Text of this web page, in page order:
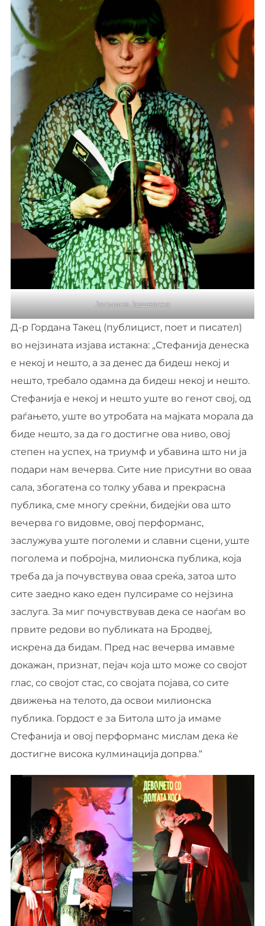
Јасмина Јошевска
Д-р Гордана Такец (публицист, поет и писател)
во нејзината изјава истакна: „Стефанија денеска
е некој и нешто, а за денес да бидеш некој и
нешто, требало одамна да бидеш некој и нешто.
Стефанија е некој и нешто уште во генот свој, од
раѓањето, уште во утробата на мајката морала да
биде нешто, за да го достигне ова ниво, овој
степен на успех, на триумф и убавина што ни ја
подари нам вечерва. Сите ние присутни во оваа
сала, збогатена со толку убава и прекрасна
публика, сме многу среќни, бидејќи ова што
вечерва го видовме, овој перформанс,
заслужува уште поголеми и славни сцени, уште
поголема и побројна, милионска публика, која
треба да ја почувствува оваа среќа, затоа што
сите заедно како еден пулсираме со нејзина
заслуга. За миг почувствував дека се наоѓам во
првите редови во публиката на Бродвеј,
искрена да бидам. Пред нас вечерва имавме
докажан, признат, пејач која што може со својот
глас, со својот стас, со својата појава, со сите
движења на телото, да освои милионска
публика. Гордост е за Битола што ја имаме
Стефанија и овој перформанс мислам дека ќе
достигне висока кулминација допрва.“